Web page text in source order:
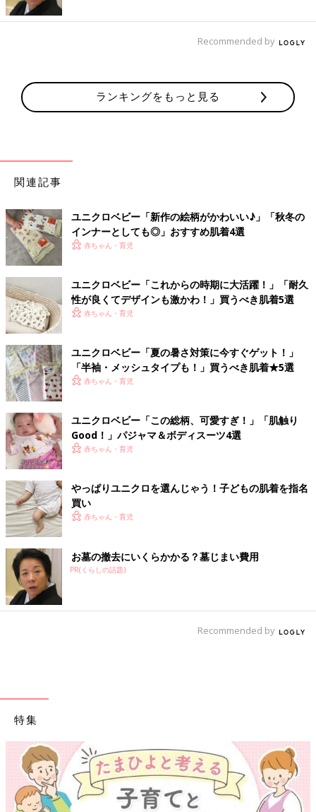
Recommended by
ランキングをもっと見る
関連記事
ユニクロベビー「新作の絵柄がかわいい♪」「秋冬の
インナーとしても◎」おすすめ肌着4選
赤ちゃん・育児
ユニクロベビー「これからの時期に大活躍！」「耐久
性が良くてデザインも激かわ！」買うべき肌着5選
赤ちゃん・育児
ユニクロベビー「夏の暑さ対策に今すぐゲット！」
「半袖・メッシュタイプも！」買うべき肌着★5選
赤ちゃん・育児
ユニクロベビー「この総柄、可愛すぎ！」「肌触り
Good！」パジャマ＆ボディスーツ4選
赤ちゃん・育児
やっぱりユニクロを選んじゃう！子どもの肌着を指名
買い
赤ちゃん・育児
お墓の撤去にいくらかかる？墓じまい費用
PR(くらしの話題)
Recommended by
特集